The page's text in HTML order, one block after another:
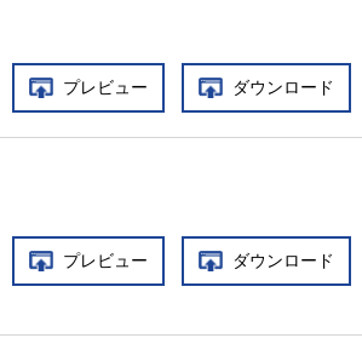
プレビュー ダウンロード
プレビュー ダウンロード